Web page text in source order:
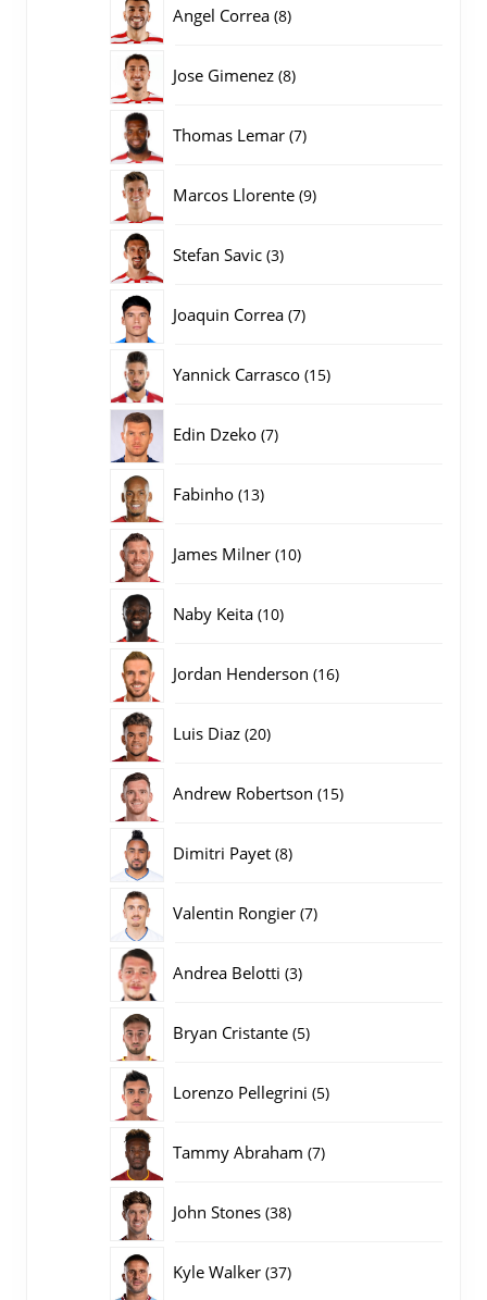
Angel Correa 88
Jose Gimenez 88
Thomas Lemar 77
Marcos Llorente 99
Stefan Savic 33
Joaquin Correa 77
Yannick Carrasco 1515
Edin Dzeko 77
Fabinho 1313
James Milner 1010
Naby Keita 1010
Jordan Henderson 1616
Luis Diaz 2020
Andrew Robertson 1515
Dimitri Payet 88
Valentin Rongier 77
Andrea Belotti 33
Bryan Cristante 55
Lorenzo Pellegrini 55
Tammy Abraham 77
John Stones 3838
Kyle Walker 3737